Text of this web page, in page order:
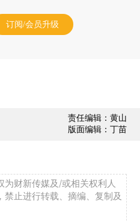
订阅/会员升级
责任编辑：黄山
版面编辑：丁苗
为财新传媒及/或相关权利人
止进行转载、摘编、复制及